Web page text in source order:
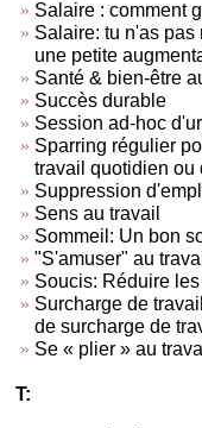
Salaire : comment
Salaire: tu n'as
une petite
Santé & bien-être
Succès durable
Session ad-hoc
Sparring régulier
travail quotidien ou
Suppression
Sens au travail
Sommeil: Un bon
"S'amuser" au
Soucis: Réduire
Surcharge de
de surcharge de
Se « plier » au
T: